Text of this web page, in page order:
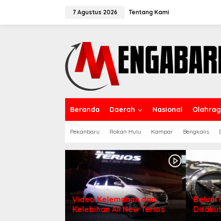
7 Agustus 2026 Tentang Kami
Beranda Daerah Nasional
Pekanbaru Rokan Hulu Kampar Bengkalis
Video Kelemahan dan
Kelebihan All New Terios
Belum